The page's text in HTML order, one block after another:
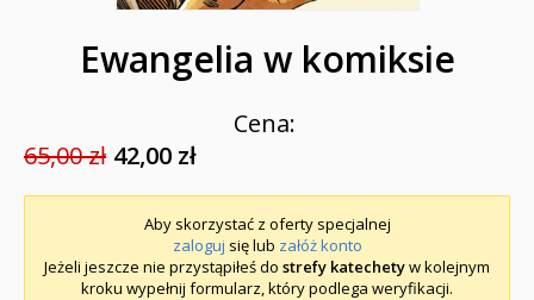
Ewangelia w komiksie
Cena:
65,00 zł 42,00 zł
Aby skorzystać z oferty specjalnej
zaloguj się lub załóż konto
Jeżeli jeszcze nie przystąpiłeś do strefy katechetyw kolejnym
kroku wypełnij formularz, który podlega weryfikacji.